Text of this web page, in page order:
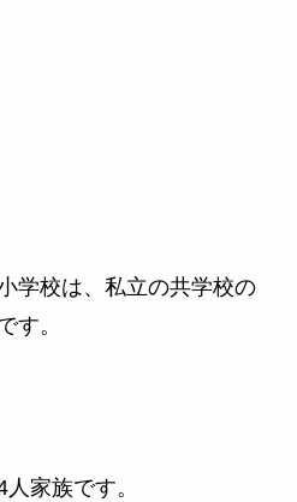
学校は、私立の共学校の
す。
家族です。